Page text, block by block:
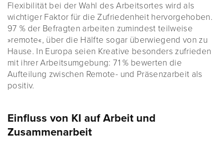
Flexibilität bei der Wahl des Arbeitsortes wird als
wichtiger Faktor für die Zufriedenheit hervorgehoben.
97 % der Befragten arbeiten zumindest teilweise
»remote«, über die Hälfte sogar überwiegend von zu
Hause. In Europa seien Kreative besonders zufrieden
mit ihrer Arbeitsumgebung: 71 % bewerten die
Aufteilung zwischen Remote- und Präsenzarbeit als
positiv.
Einfluss von KI auf Arbeit und
Zusammenarbeit